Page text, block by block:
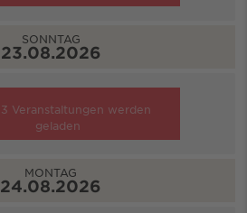
SONNTAG
23.08.2026
3 Veranstaltungen werden
geladen
MONTAG
24.08.2026